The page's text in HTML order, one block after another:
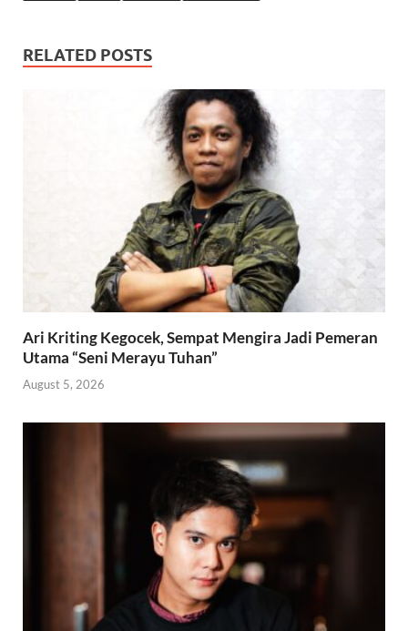
RELATED POSTS
Ari Kriting Kegocek, Sempat Mengira Jadi Pemeran
Utama “Seni Merayu Tuhan”
August 5, 2026